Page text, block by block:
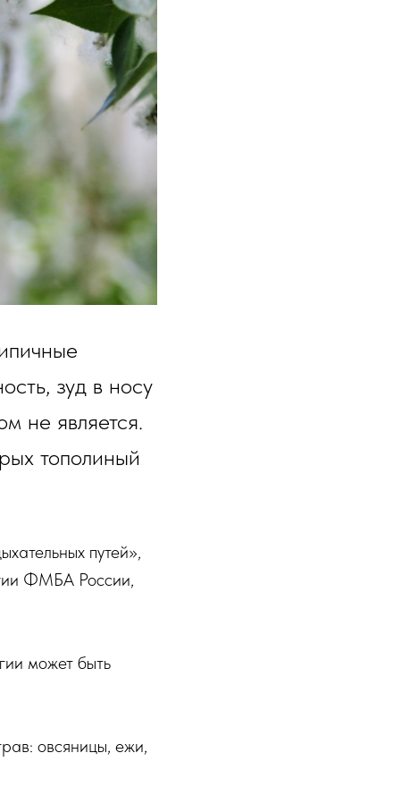
зуд в носу
не является.
тополиный
путей»,
ФМБА России,
может быть
овсяницы, ежи,